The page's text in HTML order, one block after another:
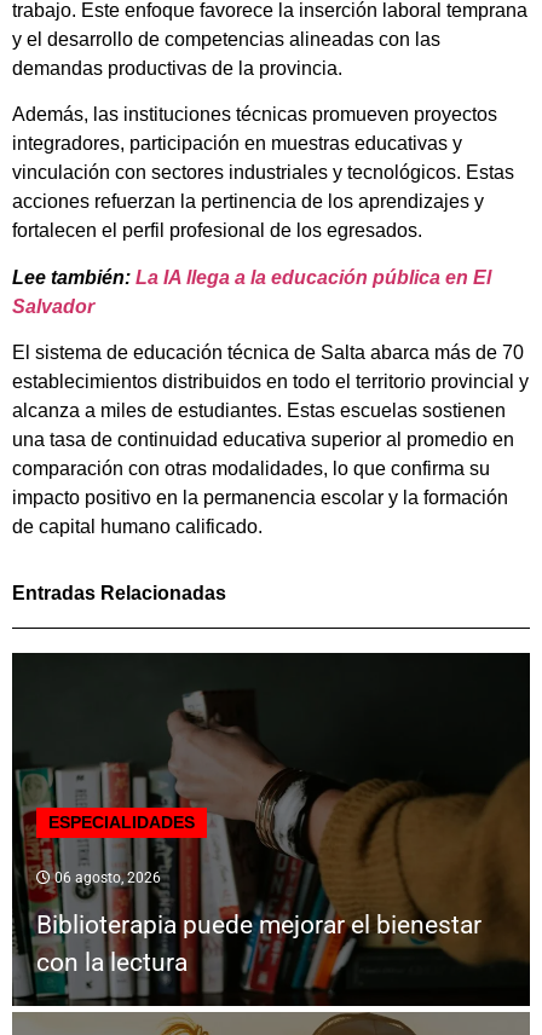
trabajo. Este enfoque favorece la inserción laboral temprana
y el desarrollo de competencias alineadas con las
demandas productivas de la provincia.
Además, las instituciones técnicas promueven proyectos
integradores, participación en muestras educativas y
vinculación con sectores industriales y tecnológicos. Estas
acciones refuerzan la pertinencia de los aprendizajes y
fortalecen el perfil profesional de los egresados.
Lee también: La IA llega a la educación pública en El
Salvador
El sistema de educación técnica de Salta abarca más de 70
establecimientos distribuidos en todo el territorio provincial y
alcanza a miles de estudiantes. Estas escuelas sostienen
una tasa de continuidad educativa superior al promedio en
comparación con otras modalidades, lo que confirma su
impacto positivo en la permanencia escolar y la formación
de capital humano calificado.
Entradas Relacionadas
ESPECIALIDADES
06 agosto, 2026
Biblioterapia puede mejorar el bienestar
con la lectura